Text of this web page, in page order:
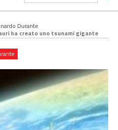
Durante
ha creato uno tsunami gigante